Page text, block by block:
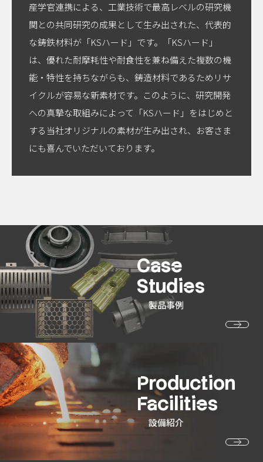
産学官連携による、工業技術で最高レベルの研究機
関との共同研究の成果として生み出された、代表的
な鋳鉄材料が「KSハード」です。「KSハード」
は、優れた耐摩耗性や耐食性を兼ね備えた複数の機
能・特性を持ちながらも、鋳造材料であるためリサ
イクルが容易な新素材です。このように、研究開発
への真摯な取組みによって「KSハード」をはじめと
する当社オリジナルの素材が生み出され、お客さま
にも喜んでいただいております。
Case
Studies
製品事例
Production
Facilities
設備紹介